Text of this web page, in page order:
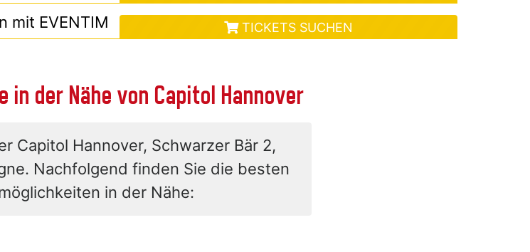
mit EVENTIM TICKETS SUCHEN
der Nähe von Capitol Hannover
Capitol Hannover, Schwarzer Bär 2,
Nachfolgend finden Sie die besten
in der Nähe: